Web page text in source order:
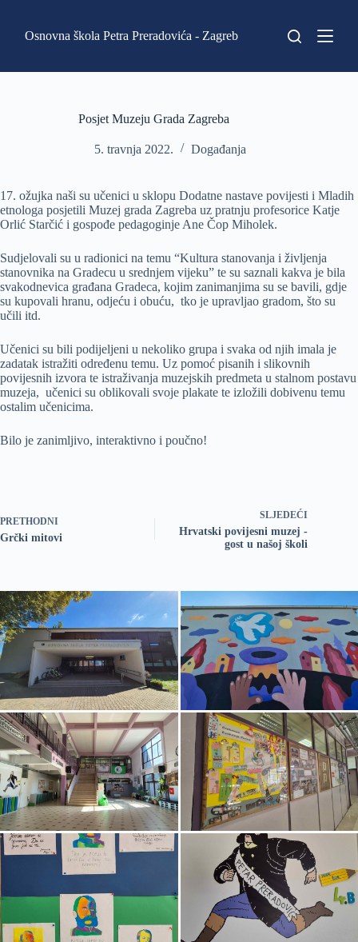
k
r
ž
a
Osnovna škola Petra Preradovića - Zagreb
Posjet Muzeju Grada Zagreba
5. travnja 2022. Događanja
17. ožujka naši su učenici u sklopu Dodatne nastave povijesti i Mladih
etnologa posjetili Muzej grada Zagreba uz pratnju profesorice Katje
Orlić Starčić i gospođe pedagoginje Ane Čop Miholek.
Sudjelovali su u radionici na temu “Kultura stanovanja i življenja
stanovnika na Gradecu u srednjem vijeku” te su saznali kakva je bila
svakodnevica građana Gradeca, kojim zanimanjima su se bavili, gdje
su kupovali hranu, odjeću i obuću, tko je upravljao gradom, što su
učili itd.
Učenici su bili podijeljeni u nekoliko grupa i svaka od njih imala je
zadatak istražiti određenu temu. Uz pomoć pisanih i slikovnih
povijesnih izvora te istraživanja muzejskih predmeta u stalnom postavu
muzeja, učenici su oblikovali svoje plakate te izložili dobivenu temu
ostalim učenicima.
Bilo je zanimljivo, interaktivno i poučno!
PRETHODNI
Grčki mitovi
SLJEDEĆI
Hrvatski povijesni muzej -
gost u našoj školi